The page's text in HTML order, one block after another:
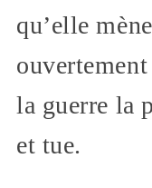
qu’elle
la guerre la
et tue.